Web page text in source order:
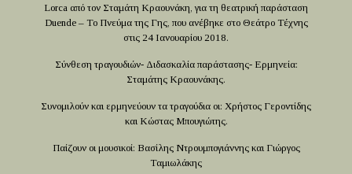
Lorca από τον Σταμάτη Κραουνάκη, για τη θεατρική παράσταση
Duende – Το Πνεύμα της Γης, που ανέβηκε στο Θεάτρο Τέχνης
στις 24 Ιανουαρίου 2018.
Σύνθεση τραγουδιών- Διδασκαλία παράστασης- Ερμηνεία:
Σταμάτης Κραουνάκης.
Συνομιλούν και ερμηνεύουν τα τραγούδια οι: Χρήστος Γεροντίδης
και Κώστας Μπουγιώτης.
Παίζουν οι μουσικοί: Βασίλης Ντρουμπογιάννης και Γιώργος
Ταμιωλάκης